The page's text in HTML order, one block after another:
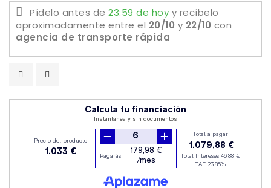
Pídelo antes de 23:59 de hoy y recíbelo
aproximadamente entre el 20/10 y 22/10 con
agencia de transporte rápida